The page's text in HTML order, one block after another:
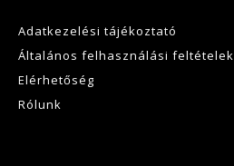
Adatkezelési tájékoztató
Általános felhasználási feltételek
Elérhetőség
Rólunk